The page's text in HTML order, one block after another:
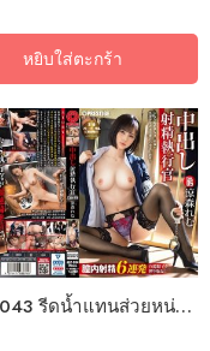
หยิบใส่ตะกร้า
SUB-0043 รีดน้ำแทนส่วยหน่วยคุมกำหนัด